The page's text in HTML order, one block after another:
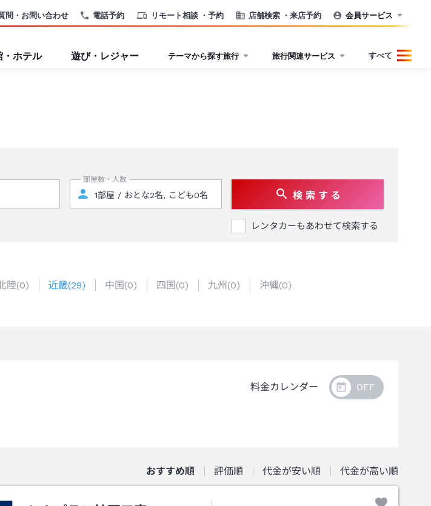
電話予約 リモート相談 ・予約 店舗検索 ・来店予約
問・お問い合わせ 会員サービス
・ホテル 遊び・レジャー テーマから探す旅行 旅行関連サービス すべて
部屋数・人数
検 索 す る
レンタカーもあわせて検索する
陸(0) 近畿(29) 中国(0) 四国(0) 九州 (0) 沖縄(0)
料金カレンダー
おすすめ順 評価順 代金が安い順 代金が高い順